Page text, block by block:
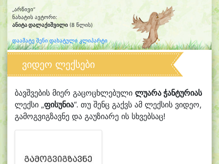
„არწივი“
ნახატის ავტორი:
ანიტა დალაქიშვილი (8 წლის)
დაამატე შენი დახატული კლიპარტი
ვიდეო ლექსები
ბავშვების მიერ გაცოცხლებული ლუარა ჭანტურიას
ლექსი „ფისუნია“. თუ შენც გაქვს ამ ლექსის ვიდეო,
გამოგვიგზავნე და გაუზიარე ის სხვებსაც!